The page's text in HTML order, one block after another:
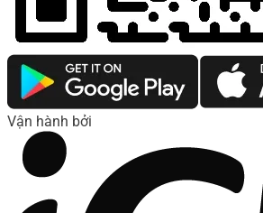
Vận hành bởi